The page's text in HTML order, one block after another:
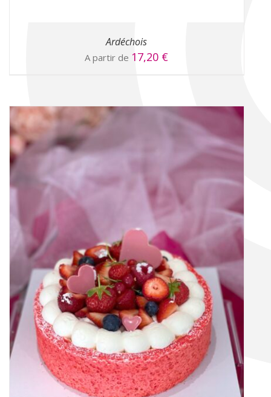
Ardéchois
A partir de 17,20 €
CHOIX DES OPTIONS / DÉTAILS